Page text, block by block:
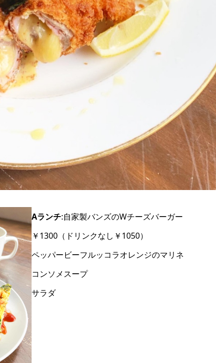
Aランチ:自家製バンズのWチーズバーガー
￥1300（ドリンクなし￥1050）
ペッパービーフルッコラオレンジのマリネ
コンソメスープ
サラダ
本日のランチ（8月3日）